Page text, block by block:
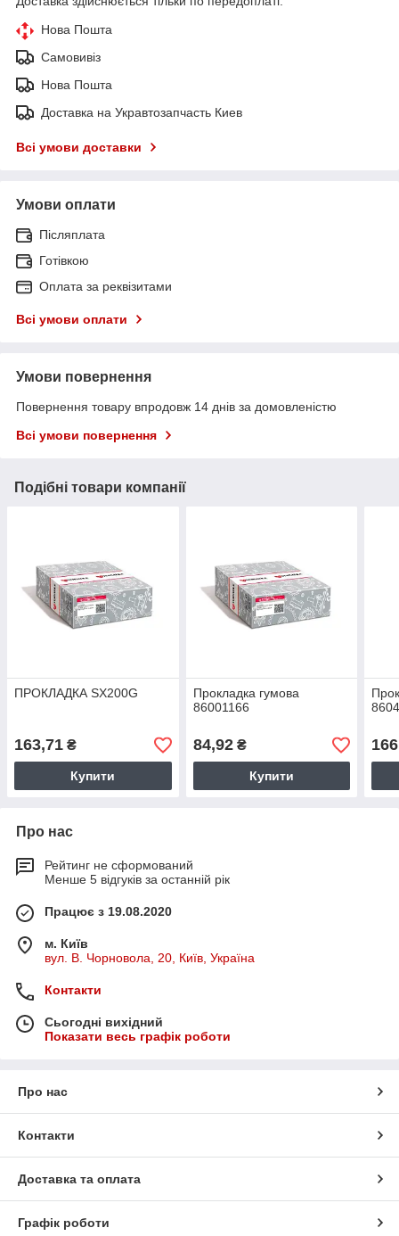
Нова Пошта
Самовивіз
Нова Пошта
Доставка на Укравтозапчасть Киев
Всі умови доставки
Умови оплати
Післяплата
Готівкою
Оплата за реквізитами
Всі умови оплати
Умови повернення
Повернення товару впродовж 14 днів за домовленістю
Всі умови повернення
Подібні товари компанії
ПРОКЛАДКА SX200G
163,71 ₴
Купити
Прокладка гумова
86001166
84,92₴
Купити
Про нас
Рейтинг не сформований
Менше 5 відгуків за останній рік
Працює з 19.08.2020
м. Київ
вул. В. Чорновола, 20, Київ, Україна
Контакти
Сьогодні вихідний
Показати весь графік роботи
Про нас
Контакти
Доставка та оплата
Графік роботи